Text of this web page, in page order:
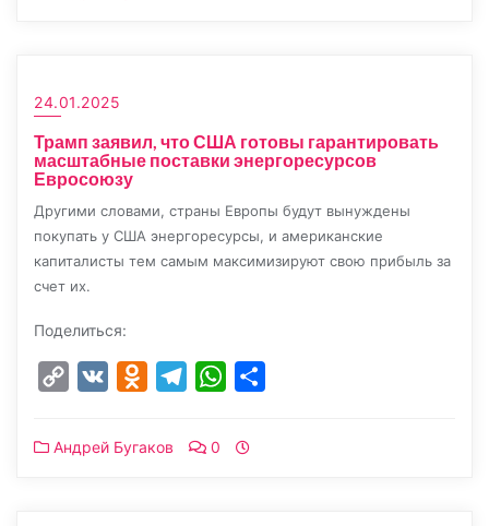
24.01.2025
Трамп заявил, что США готовы гарантировать
масштабные поставки энергоресурсов
Евросоюзу
Другими словами, страны Европы будут вынуждены
покупать у США энергоресурсы, и американские
капиталисты тем самым максимизируют свою прибыль за
счет их.
Поделиться:
Copy
VK Odnoklassniki
TelegramWhatsApp
Андрей Бугаков 0